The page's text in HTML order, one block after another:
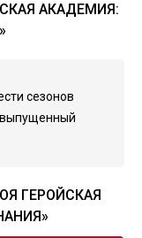
АКАДЕМИЯ:
сезонов
выпущенный
ГЕРОЙСКАЯ